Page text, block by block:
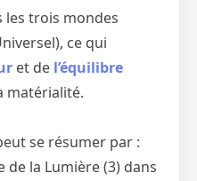
les trois mondes
ce qui
et de l’équilibre
matérialité.
se résumer par :
de la Lumière (3) dans